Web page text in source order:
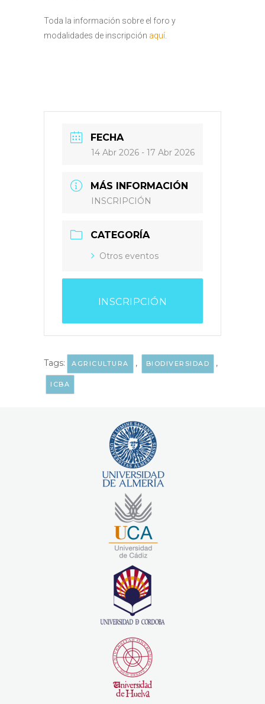
Toda la información sobre el foro y
modalidades de inscripción aquí.
FECHA
14 Abr 2026 - 17 Abr 2026
MÁS INFORMACIÓN
INSCRIPCIÓN
CATEGORÍA
Otros eventos
INSCRIPCIÓN
Tags: AGRICULTURA , BIODIVERSIDAD ,
ICBA